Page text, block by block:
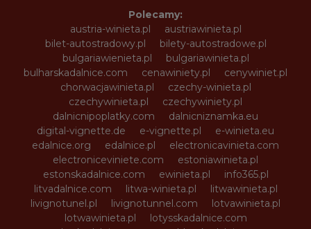
Polecamy:
austria-winieta.pl
austriawinieta.pl
bilet-autostradowy.pl
bilety-autostradowe.pl
bulgariawienieta.pl
bulgariawinieta.pl
bulharskadalnice.com
cenawiniety.pl
cenywiniet.pl
chorwacjawinieta.pl
czechy-winieta.pl
czechywinieta.pl
czechywiniety.pl
dalnicnipoplatky.com
dalnicniznamka.eu
digital-vignette.de
e-vignette.pl
e-winieta.eu
edalnice.org
edalnice.pl
electronicavinieta.com
electroniceviniete.com
estoniawinieta.pl
estonskadalnice.com
ewinieta.pl
info365.pl
litvadalnice.com
litwa-winieta.pl
litwawinieta.pl
livignotunel.pl
livignotunnel.com
lotvawinieta.pl
lotwawinieta.pl
lotysskadalnice.com